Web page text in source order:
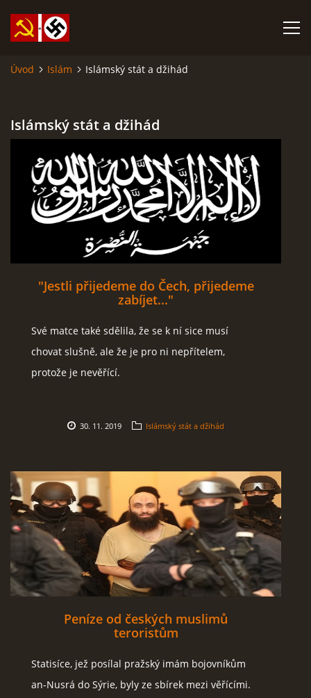
ISLÁM
ANARCHISMUS A NEOMARXISMUS
KOMUNISMUS
NACIONÁLNÍ SOCIALISMUS
PROPAGAČNÍ MATERIÁLY A DALŠÍ
SOCIÁLNÍ SÍTĚ
Úvod Islám Islámský stát a džihád
Islámský stát a džihád
"Jestli přijedeme do Čech, přijedeme
zabíjet..."
Své matce také sdělila, že se k ní sice musí
chovat slušně, ale že je pro ni nepřítelem,
protože je nevěřící.
30. 11. 2019 Islámský stát a džihád
Peníze od českých muslimů
teroristům
Statisíce, jež posílal pražský imám bojovníkům
an-Nusrá do Sýrie, byly ze sbírek mezi věřícími.